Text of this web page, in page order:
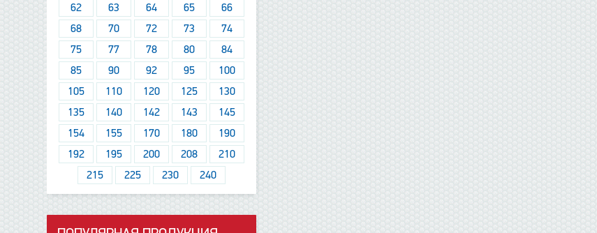
62
63 64 65
66
68
70 72 73
74
75
77 78 80
84
85
90 92 95
100
105
110 120 125
130
135
140 142 143
145
154
155 170 180
190
192
195 200 208
210
215
225 230 240